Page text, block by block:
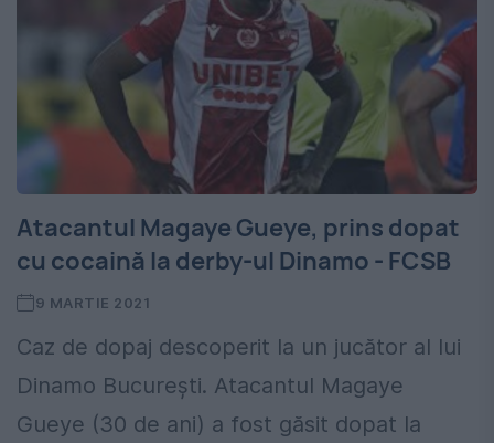
Atacantul Magaye Gueye, prins dopat
cu cocaină la derby-ul Dinamo - FCSB
9 MARTIE 2021
Caz de dopaj descoperit la un jucător al lui
Dinamo București. Atacantul Magaye
Gueye (30 de ani) a fost găsit dopat la